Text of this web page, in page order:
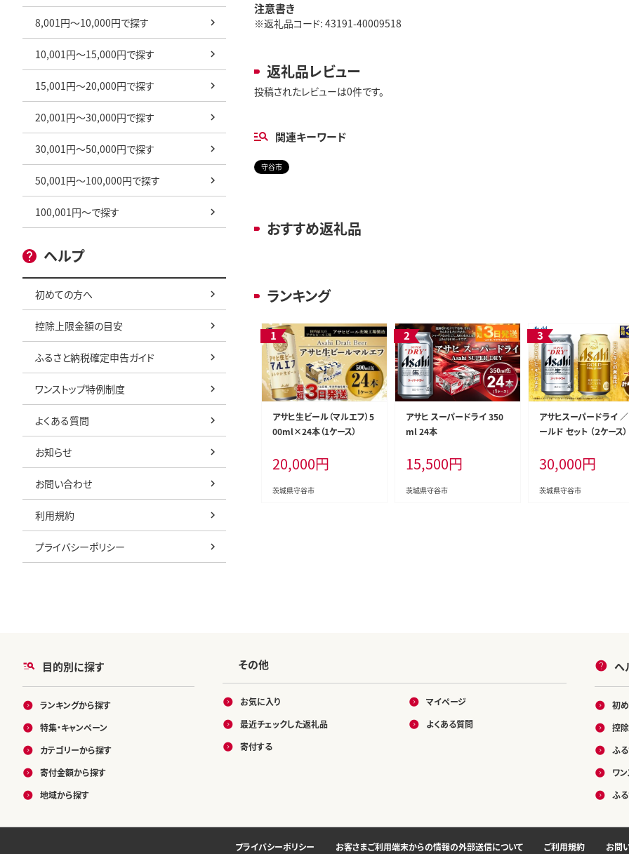
8,001円～10,000円で探す
10,001円～15,000円で探す
15,001円～20,000円で探す
20,001円～30,000円で探す
30,001円～50,000円で探す
50,001円～100,000円で探す
100,001円～で探す
ヘルプ
初めての方へ
控除上限金額の目安
ふるさと納税確定申告ガイド
ワンストップ特例制度
よくある質問
お知らせ
お問い合わせ
利用規約
プライバシーポリシー
注意書き
※返礼品コード: 43191-40009518
返礼品レビュー
投稿されたレビューは0件です。
関連キーワード
守谷市
おすすめ返礼品
ランキング
アサヒ生ビール（マルエフ）5
00ml×24本（1ケース）
20,000円
茨城県守谷市
アサヒ スーパードライ 350
ml 24本
15,500円
茨城県守谷市
アサヒスーパードライ
ールド セット （２ケース
缶ビール お酒 酒 アル
ル 茨城県 守谷市
30,000円
茨城県守谷市
目的別に探す
ランキングから探す
特集・キャンペーン
カテゴリーから探す
寄付金額から探す
地域から探す
その他
お気に入り
最近チェックした返礼品
寄付する
マイページ
よくある質問
ヘ
初
控
ふ
ワ
ふる
プライバシーポリシー お客さまご利用端末からの情報の外部送信について ご利用規約 お問